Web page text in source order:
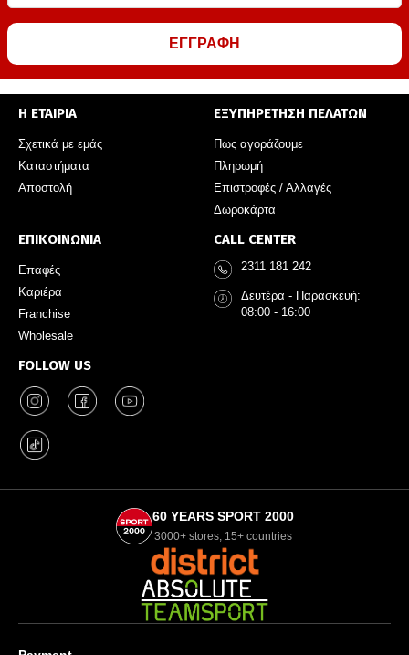
ΕΓΓΡΑΦΗ
Η ΕΤΑΙΡΙΑ
Σχετικά με εμάς
Καταστήματα
Αποστολή
ΕΞΥΠΗΡΕΤΗΣΗ ΠΕΛΑΤΩΝ
Πως αγοράζουμε
Πληρωμή
Επιστροφές / Αλλαγές
Δωροκάρτα
ΕΠΙΚΟΙΝΩΝΙΑ
Επαφές
Καριέρα
Franchise
Wholesale
FOLLOW US
CALL CENTER
2311 181 242
Δευτέρα - Παρασκευή:
08:00 - 16:00
60 YEARS SPORT 2000
3000+ stores, 15+ countries